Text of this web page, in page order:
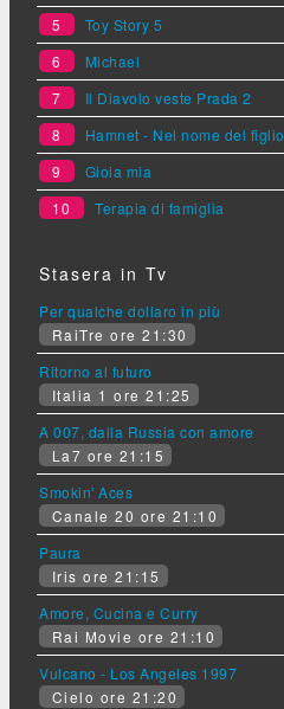
5
Toy Story 5
6
Michael
7
Il Diavolo veste Prada 2
8
Hamnet - Nel nome del figlio
9
Gioia mia
10
Terapia di famiglia
Stasera in Tv
Per qualche dollaro in più
RaiTre ore 21:30
Ritorno al futuro
Italia 1 ore 21:25
A 007, dalla Russia con amore
La7 ore 21:15
Smokin' Aces
Canale 20 ore 21:10
Paura
Iris ore 21:15
Amore, Cucina e Curry
Rai Movie ore 21:10
Vulcano - Los Angeles 1997
Cielo ore 21:20